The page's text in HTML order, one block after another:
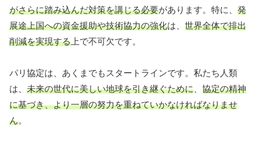
がさらに踏み込んだ対策を講じる必要があります。特に、 発
展途上国への資金援助や技術協力の強化は、 世界全体で排出
削減を実現する 上で不可欠です。
パリ協定は、あくまでもスタートラインです。私たち人類
は、 未来の世代に美しい地球を引き継ぐために
協定の精神
に基づき、より一層の努力を重ねていかなければなりませ
ん。